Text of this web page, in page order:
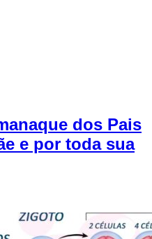
dos Pais
e por toda sua